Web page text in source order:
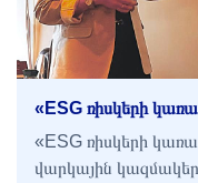
«ESG ռիսկերի
վարկային
մասնագիտական
«ESG ռիսկերի
վարկային